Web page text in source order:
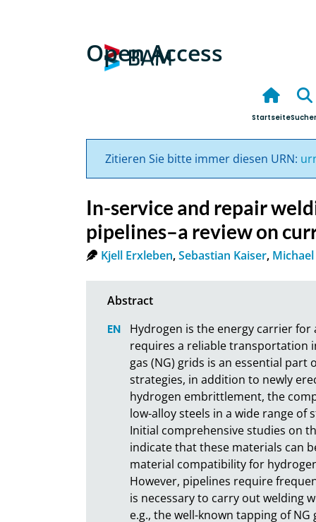
Open Access
Startseite
Zitieren Sie bitte immer diesen URN:
In-service and repair
pipelines–a review on
Kjell Erxleben,Sebastian Kaiser,
Hydrogen is the energy carrier
requires a reliable transportation
gas (NG) grids is an essential
strategies, in addition to newly
hydrogen embrittlement, the
low-alloy steels in a wide range of
Initial comprehensive studies on
indicate that these materials can
material compatibility for
However, pipelines require
is necessary to carry out welding
e.g., the well-known tapping of